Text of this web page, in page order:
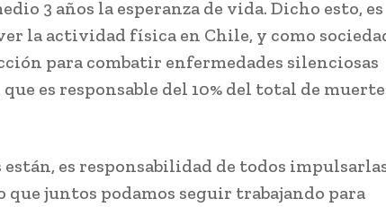
3 años la esperanza de vida. Dicho esto, es
la actividad física en Chile, y como
para combatir enfermedades silenciosas
es responsable del 10% del total de
es responsabilidad de todos
que juntos podamos seguir trabajando para